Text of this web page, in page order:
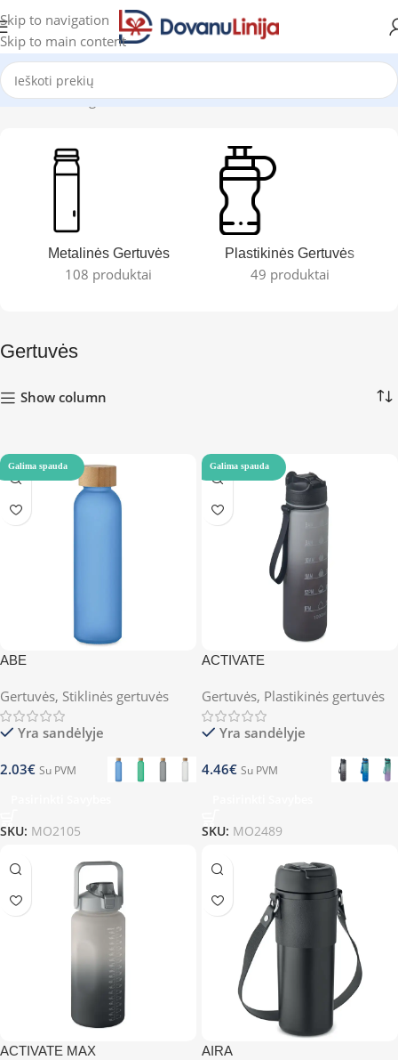
Skip to navigation
Skip to main content
Pradžia Katalogas Gertuvės Rodoma 1–12 iš 209
Metalinės Gertuvės
108 produktai
Plastikinės Gertuvės
49 produktai
Gertuvės
Show column
Galima spauda
ABE
Gertuvės, Stiklinės gertuvės
Yra sandėlyje
2.03€ Su PVM
SKU: MO2105
Galima spauda
ACTIVATE
Gertuvės, Plastikinės gertuvės
Yra sandėlyje
4.46€ Su PVM
SKU: MO2489
ACTIVATE MAX AIRA